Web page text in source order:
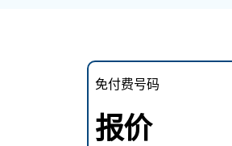
免付费号码
报价